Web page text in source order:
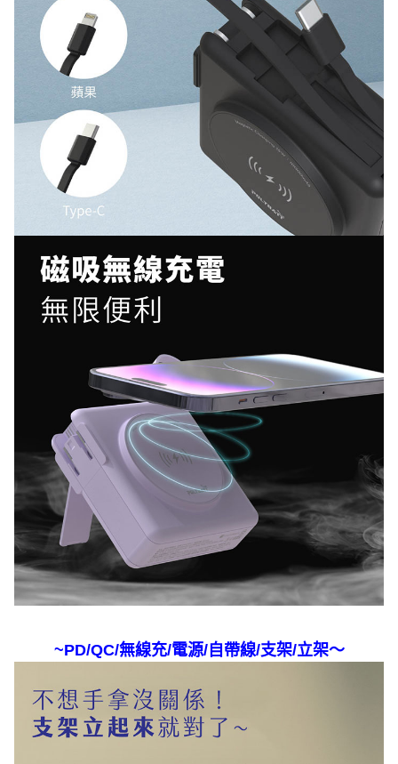
~PD/QC/無線充/電源/自帶線/支架/立架～